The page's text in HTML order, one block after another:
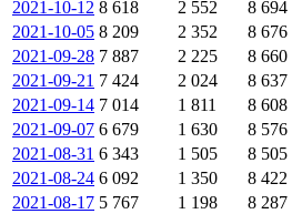
2021-10-12 8 618 2 552 8 694
2021-10-05 8 209 2 352 8 676
2021-09-28 7 887 2 225 8 660
2021-09-21 7 424 2 024 8 637
2021-09-14 7 014 1 811 8 608
2021-09-07 6 679 1 630 8 576
2021-08-31 6 343 1 505 8 505
2021-08-24 6 092 1 350 8 422
2021-08-17 5 767 1 198 8 287